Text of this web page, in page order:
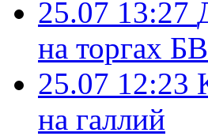
25.07 13:27
на торгах
25.07 12:23
на галлий